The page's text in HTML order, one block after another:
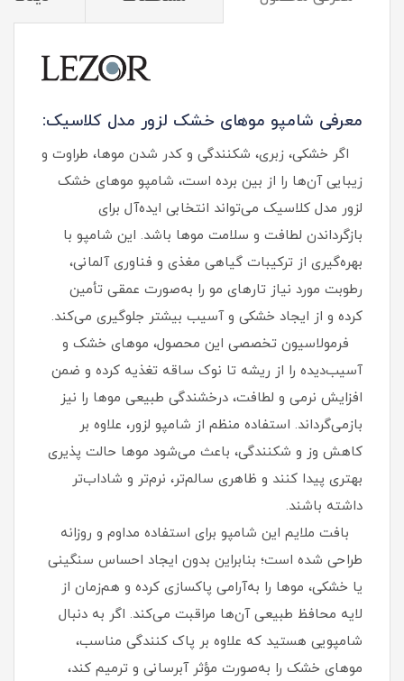
معرفی شامپو موهای خشک لزور مدل کلاسیک:
اگر خشکی، زبری، شکنندگی و کدر شدن موها، طراوت و
زیبایی آن‌ها را از بین برده است، شامپو موهای خشک
لزور مدل کلاسیک می‌تواند انتخابی ایده‌آل برای
بازگرداندن لطافت و سلامت موها باشد. این شامپو با
بهره‌گیری از ترکیبات گیاهی مغذی و فناوری آلمانی،
رطوبت مورد نیاز تارهای مو را به‌صورت عمقی تأمین
کرده و از ایجاد خشکی و آسیب بیشتر جلوگیری می‌کند.
فرمولاسیون تخصصی این محصول، موهای خشک و
آسیب‌دیده را از ریشه تا نوک ساقه تغذیه کرده و ضمن
افزایش نرمی و لطافت، درخشندگی طبیعی موها را نیز
بازمی‌گرداند. استفاده منظم از شامپو لزور، علاوه بر
کاهش وز و شکنندگی، باعث می‌شود موها حالت‌ پذیری
بهتری پیدا کنند و ظاهری سالم‌تر، نرم‌تر و شاداب‌تر
داشته باشند.
بافت ملایم این شامپو برای استفاده مداوم و روزانه
طراحی شده است؛ بنابراین بدون ایجاد احساس سنگینی
یا خشکی، موها را به‌آرامی پاکسازی کرده و هم‌زمان از
لایه محافظ طبیعی آن‌ها مراقبت می‌کند. اگر به دنبال
شامپویی هستید که علاوه بر پاک‌ کنندگی مناسب،
موهای خشک را به‌صورت مؤثر آبرسانی و ترمیم کند،